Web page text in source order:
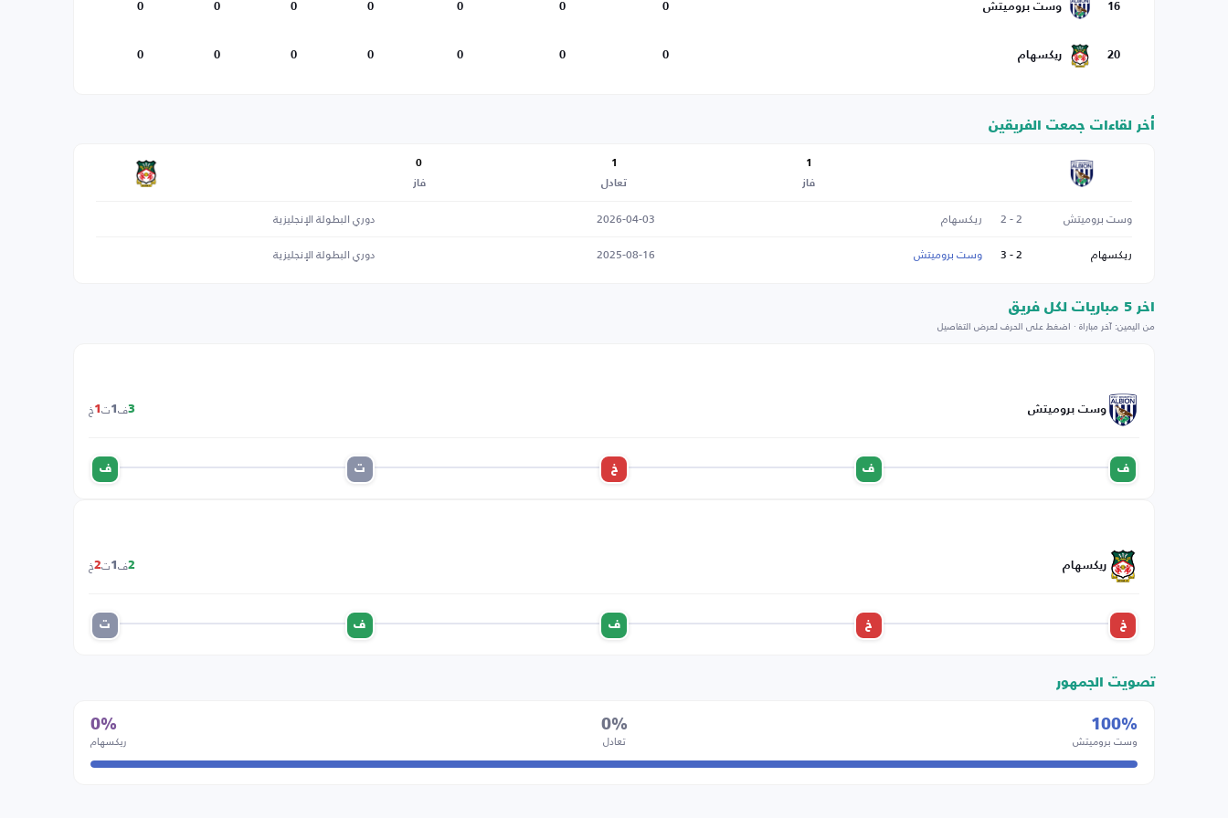
16 وست بروميتش 0
0
0
0
0
0
0
20 ريكسهام 0
0
0
0
0
0
0
أخر لقاءات جمعت الفريقين
1
فاز
1
تعادل
0
فاز
وست بروميتش 2 - 2 ريكسهام 2026-04-03
دوري البطولة الإنجليزية
ريكسهام
2 - 3 وست بروميتش 2025-08-16 دوري البطولة الإنجليزية
اخر 5 مباريات لكل فريق
من اليمين: آخر مباراة · اضغط على الحرف لعرض التفاصيل
وست بروميتش 3ف 1ت 1خ
ف ف خ ت ف
ريكسهام 2ف 1ت2خ
خ خ ف ف ت
تصويت الجمهور
100%
وست بروميتش
0%
تعادل
0%
ريكسهام